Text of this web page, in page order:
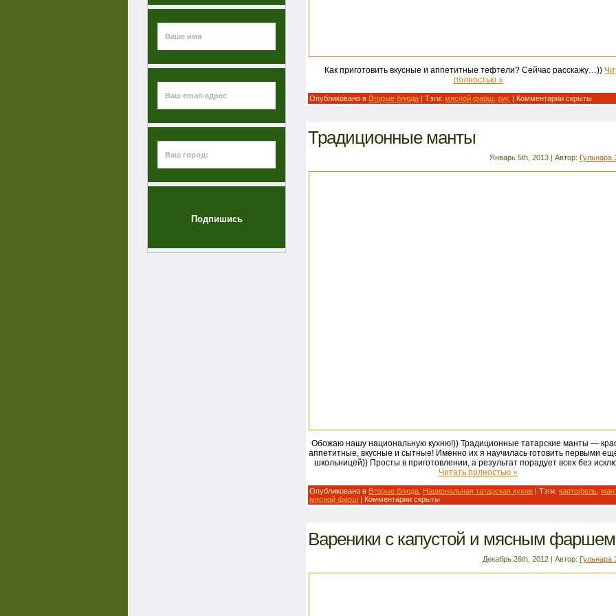
Как приготовить вкусные и аппетитные тефтели? Сейчас расскажу…))
полностью »
Опубликовано в Вторые блюда | Тэги: мясной фарш рис | Комментарии скрыты
Традиционные манты
Январь 5th, 2013 | Автор: Гульнара
Обожаю нашу национальную кухню!)) Традиционные татарские манты —
аппетитные, вкусные и сытные! Именно их я научилась готовить первыми
школьницей)) Просты в приготовлении, а результат порадует всех без
Читать полностью »
Опубликовано в Вторые блюда Национальная татарская кухня | Тэги: картофель
мясной фарш
Комментарии скрыты
Вареники с капустой и мясным фаршем
Декабрь 26th, 2012 | Автор: Гульнара